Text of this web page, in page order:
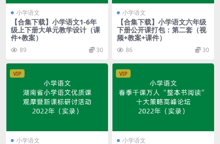
小学语文
【合集下载】小学语文1-6年
级上下册大单元教学设计（课
件+教案）
89 30
小学语文
【合集下载】小学语文六年级
下册公开课打包：第二套（视
频+教案+课件）
86 30
VIP
小学语文
VIP
小学语文